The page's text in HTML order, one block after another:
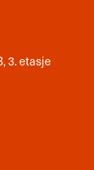
3. etasje